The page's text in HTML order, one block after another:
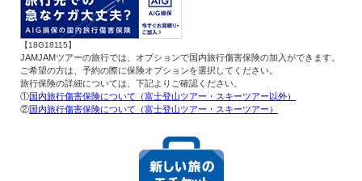
【18G18115】
JAMJAMツアーの旅行では、オプションで国内旅行傷害保険の加入ができます。
ご希望の方は、予約の際に保険オプションを選択してください。
旅行保険の詳細については、下記よりご確認ください。
①国内旅行傷害保険について（富士登山ツアー・スキーツアー以外）
②国内旅行傷害保険について（富士登山ツアー・スキーツアー）